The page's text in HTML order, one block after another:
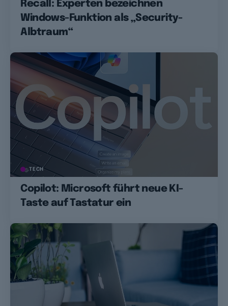
Recall: Experten bezeichnen
Windows-Funktion als „Security-
Albtraum“
TECH
Copilot: Microsoft führt neue KI-
Taste auf Tastatur ein